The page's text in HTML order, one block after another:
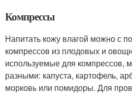
Компрессы
Напитать кожу влагой можно с
компрессов из плодовых и
используемые для компрессов,
разными: капуста, картофель,
морковь или помидоры. Для